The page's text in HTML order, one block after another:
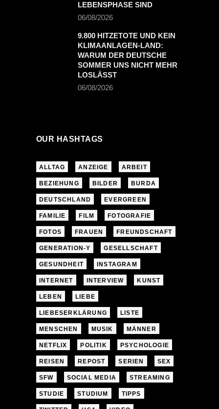
LEBENSPHASE SIND
06/08/2026
9.800 HITZETOTE UND KEIN
KLIMAANLAGEN-LAND:
WARUM DER DEUTSCHE
SOMMER UNS NICHT MEHR
LOSLÄSST
06/08/2026
OUR HASHTAGS
ALLTAG ANZEIGE ARBEIT
BEZIEHUNG BILDER BURDA
DEUTSCHLAND EVERGREEN
FAMILIE FILM FOTOGRAFIE
FOTOS FRAUEN FREUNDSCHAFT
GENERATION-Y GESELLSCHAFT
GESUNDHEIT INSTAGRAM
INTERNET INTERVIEW KUNST
LEBEN LIEBE
LIEBESERKLÄRUNG LISTE
MENSCHEN MUSIK MÄNNER
NETFLIX POLITIK PSYCHOLOGIE
REISEN REPOST SERIEN SEX
SFW SOCIAL MEDIA STREAMING
STUDIE STUDIUM TIPPS